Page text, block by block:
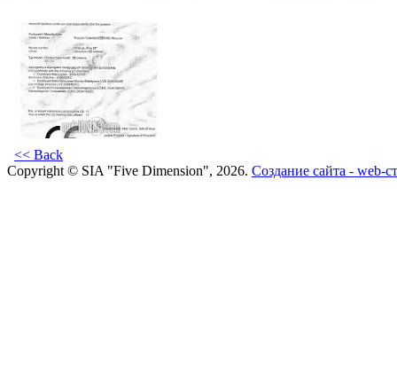
<< Back
Copyright © SIA "Five Dimension", 2026. Создание сайта - web-